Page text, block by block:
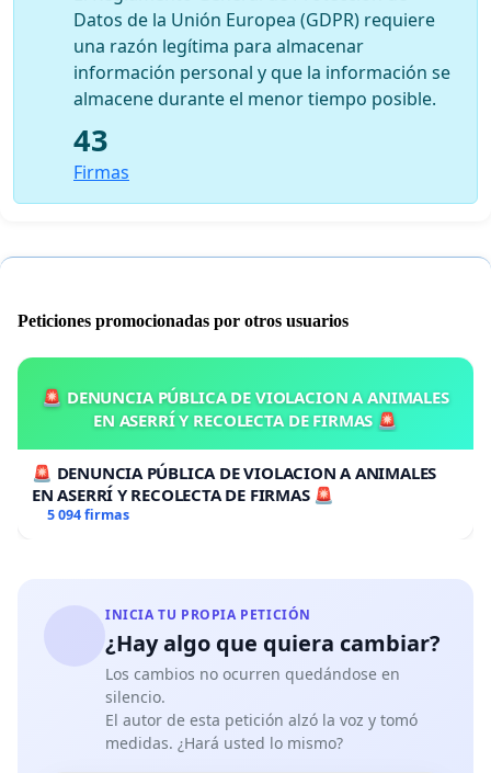
Datos de la Unión Europea (GDPR) requiere
una razón legítima para almacenar
información personal y que la información se
almacene durante el menor tiempo posible.
43
Firmas
Peticiones promocionadas por otros usuarios
🚨 DENUNCIA PÚBLICA DE VIOLACION A ANIMALES
EN ASERRÍ Y RECOLECTA DE FIRMAS 🚨
🚨 DENUNCIA PÚBLICA DE VIOLACION A ANIMALES
EN ASERRÍ Y RECOLECTA DE FIRMAS 🚨
5 094 firmas
INICIA TU PROPIA PETICIÓN
¿Hay algo que quiera cambiar?
Los cambios no ocurren quedándose en
silencio.
El autor de esta petición alzó la voz y tomó
medidas. ¿Hará usted lo mismo?